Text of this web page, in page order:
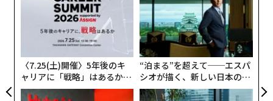
〈7.25(土)開催〉5年後のキ
ャリアに「戦略」はあるか。
トップエグゼクティブのキャ
“泊まる”を超えて──エスパ
シオが描く、新しい日本のラ
グジュアリー（前編）